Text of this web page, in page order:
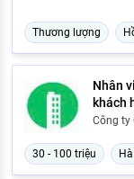
Thương lượng
Nhân
khách
Công ty
30 - 100 triệu